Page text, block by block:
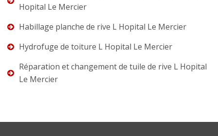
Hopital Le Mercier
Habillage planche de rive L Hopital Le Mercier
Hydrofuge de toiture L Hopital Le Mercier
Réparation et changement de tuile de rive L Hopital
Le Mercier